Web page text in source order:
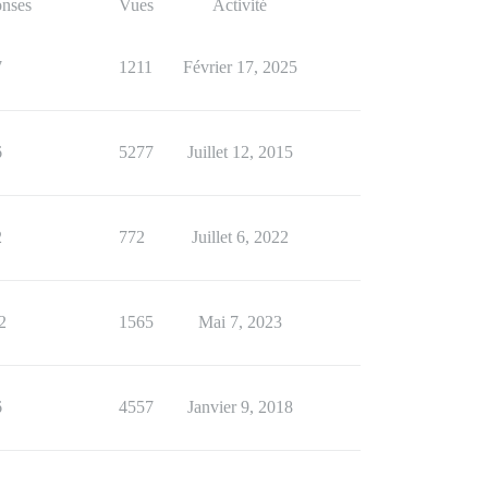
Vues Activité
1211 Février 17, 2025
5277 Juillet 12, 2015
772 Juillet 6, 2022
1565 Mai 7, 2023
4557 Janvier 9, 2018